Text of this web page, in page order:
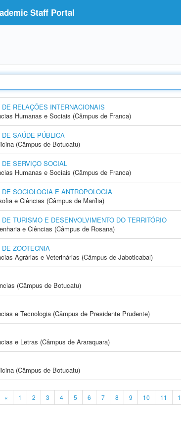
Staff Portal
DE RELAÇÕES INTERNACIONAIS
Humanas e Sociais (Câmpus de Franca)
DE SAÚDE PÚBLICA
(Câmpus de Botucatu)
DE SERVIÇO SOCIAL
Humanas e Sociais (Câmpus de Franca)
DE SOCIOLOGIA E ANTROPOLOGIA
e Ciências (Câmpus de Marília)
DE TURISMO E DESENVOLVIMENTO DO TERRITÓRIO
e Ciências (Câmpus de Rosana)
ZOOTECNIA
Agrárias e Veterinárias (Câmpus de Jaboticabal)
(Câmpus de Botucatu)
e Tecnologia (Câmpus de Presidente Prudente)
e Letras (Câmpus de Araraquara)
(Câmpus de Botucatu)
« 1 2 3 4 5 6 7 8 9 10 11